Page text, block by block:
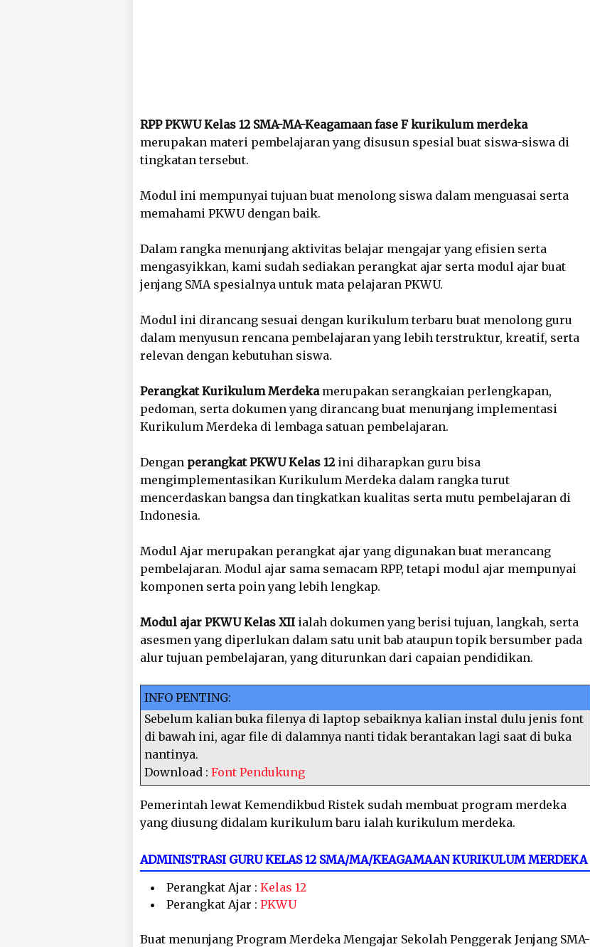
RPP PKWU Kelas 12 SMA-MA-Keagamaan fase F kurikulum merdeka
merupakan materi pembelajaran yang disusun spesial buat siswa-siswa di
tingkatan tersebut.
Modul ini mempunyai tujuan buat menolong siswa dalam menguasai serta
memahami PKWU dengan baik.
Dalam rangka menunjang aktivitas belajar mengajar yang efisien serta
mengasyikkan, kami sudah sediakan perangkat ajar serta modul ajar buat
jenjang SMA spesialnya untuk mata pelajaran PKWU.
Modul ini dirancang sesuai dengan kurikulum terbaru buat menolong guru
dalam menyusun rencana pembelajaran yang lebih terstruktur, kreatif, serta
relevan dengan kebutuhan siswa.
Perangkat Kurikulum Merdekamerupakan serangkaian perlengkapan,
pedoman, serta dokumen yang dirancang buat menunjang implementasi
Kurikulum Merdeka di lembaga satuan pembelajaran.
Dengan perangkat PKWU Kelas 12ini diharapkan guru bisa
mengimplementasikan Kurikulum Merdeka dalam rangka turut
mencerdaskan bangsa dan tingkatkan kualitas serta mutu pembelajaran di
Indonesia.
Modul Ajar merupakan perangkat ajar yang digunakan buat merancang
pembelajaran. Modul ajar sama semacam RPP, tetapi modul ajar mempunyai
komponen serta poin yang lebih lengkap.
Modul ajar PKWU Kelas XII ialah dokumen yang berisi tujuan, langkah, serta
asesmen yang diperlukan dalam satu unit bab ataupun topik bersumber pada
alur tujuan pembelajaran, yang diturunkan dari capaian pendidikan.
INFO PENTING:
Sebelum kalian buka filenya di laptop sebaiknya kalian instal dulu jenis font
di bawah ini, agar file di dalamnya nanti tidak berantakan lagi saat di buka
nantinya.
Download : Font Pendukung
Pemerintah lewat Kemendikbud Ristek sudah membuat program merdeka
yang diusung didalam kurikulum baru ialah kurikulum merdeka.
ADMINISTRASI GURU KELAS 12 SMA/MA/KEAGAMAAN KURIKULUM MERDEKA
Perangkat Ajar : Kelas 12
Perangkat Ajar : PKWU
Buat menunjang Program Merdeka Mengajar Sekolah Penggerak Jenjang SMA-